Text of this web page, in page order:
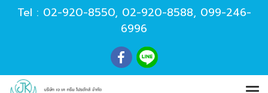
Tel : 02-920-8550, 02-920-8588, 099-246-
6996